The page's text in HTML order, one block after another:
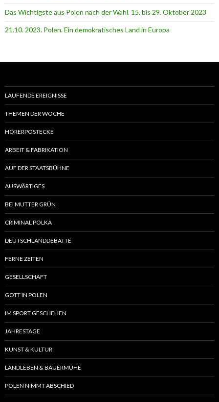
Das Wichtigste aus Polen nach der Wahl. 15. bis 29. Oktober 2023
21.10. 2023. Polen. Ein demokratisches Land in Europa
LAUFENDE EREIGNISSE
THEMEN DER WOCHE
HÖRERPOSTECKE
ARBEIT & FABRIKATION
AUF DER STAATSBÜHNE
AUSWÄRTIGES
BEI MUTTER GRÜN
CRIMINAL POLKA
DEUTSCHLANDDEBATTE
FERNE ZEITEN
GESELLSCHAFT
GOTT IN POLEN
IM SPORT GESCHEHEN
JAHRESTAGE
KUNST & KULTUR
LANDLEBEN & BAUERMÜHE
POLEN NIMMT ABSCHIED